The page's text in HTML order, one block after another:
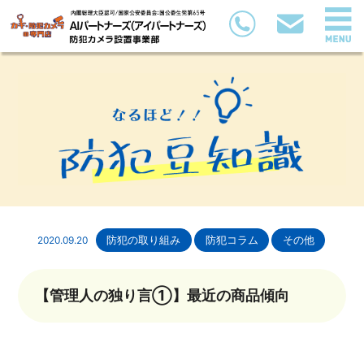
2020.09.20 防犯の取り組み 防犯コラム その他
【管理人の独り言①】最近の商品傾向